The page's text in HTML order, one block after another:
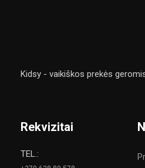
Kidsy - vaikiškos prekės
Rekvizitai
TEL.: